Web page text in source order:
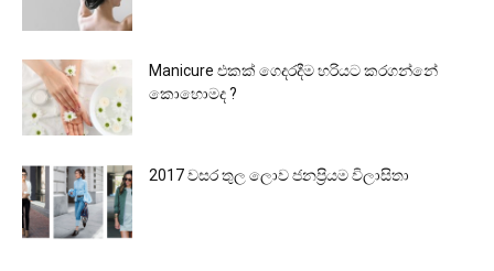
Manicure එකක් ගෙදරදීම හරියට කරගන්නේ
කොහොමද ?
2017 වසර තුල ලොව ජනප්‍රියම විලාසිතා